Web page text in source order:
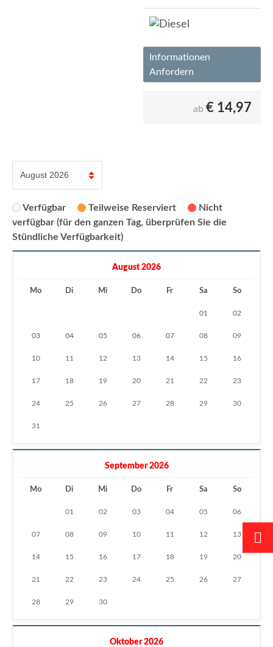
Informationen
Anfordern
ab € 14,97
Verfügbar Teilweise Reserviert
Nicht
verfügbar (für den ganzen Tag, überprüfen Sie die
Stündliche Verfügbarkeit)
August 2026
Mo Di Mi Do Fr Sa So
01 02
03 04 05 06 07 08 09
10 11 12 13 14 15 16
17 18 19 20 21 22 23
24 25 26 27 28 29 30
31
September 2026
Mo Di Mi Do Fr Sa So
01 02 03 04 05 06
07 08 09 10 11 12 13
14 15 16 17 18 19 20
21 22 23 24 25 26 27
28 29 30
Oktober 2026